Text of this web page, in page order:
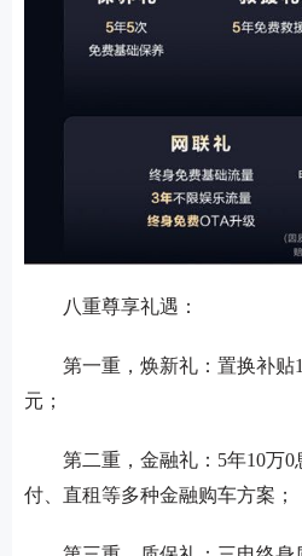
八重尊享礼遇：
第一重，焕新礼：置换补贴
元；
第二重，金融礼： 5年10万
付、直租等多种金融购车方案；